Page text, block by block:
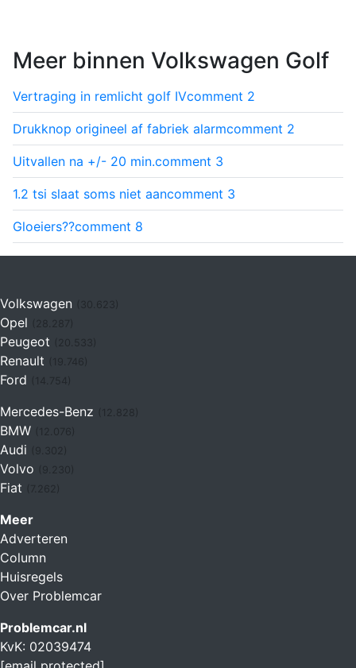
Meer binnen Volkswagen Golf
Vertraging in remlicht golf IVcomment 2
Drukknop origineel af fabriek alarmcomment 2
Uitvallen na +/- 20 min.comment 3
1.2 tsi slaat soms niet aancomment 3
Gloeiers??comment 8
Volkswagen (30.623)
Opel
Peugeot
Renault (19.746)
Ford (14.754)
Mercedes-Benz
BMW (12.076)
Audi
Volvo
Fiat (7.262)
Meer
Adverteren
Column
Huisregels
Over Problemcar
Problemcar.nl
KvK: 02039474